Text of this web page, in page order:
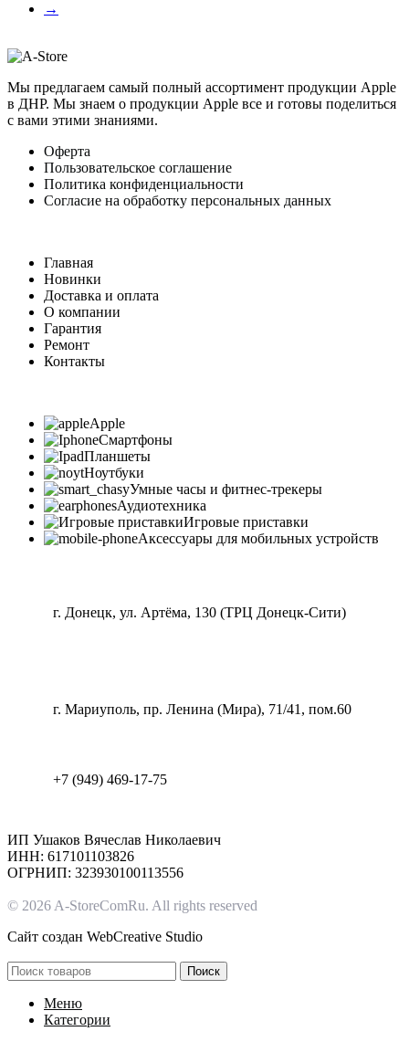
→
Мы предлагаем самый полный ассортимент продукции Apple
в ДНР. Мы знаем о продукции Apple все и готовы поделиться
с вами этими знаниями.
Оферта
Пользовательское соглашение
Политика конфиденциальности
Согласие на обработку персональных данных
Главная
Новинки
Доставка и оплата
О компании
Гарантия
Ремонт
Контакты
Apple
Смартфоны
Планшеты
Ноутбуки
Умные часы и фитнес-трекеры
Аудиотехника
Игровые приставки
Аксессуары для мобильных устройств
г. Донецк, ул. Артёма, 130 (ТРЦ Донецк-Сити)
г. Мариуполь, пр. Ленина (Мира), 71/41, пом.60
+7 (949) 469-17-75
ИП Ушаков Вячеслав Николаевич
ИНН: 617101103826
ОГРНИП: 323930100113556
© 2026 A-StoreComRu. All rights reserved
Сайт создан WebCreative Studio
Поиск
Меню
Категории